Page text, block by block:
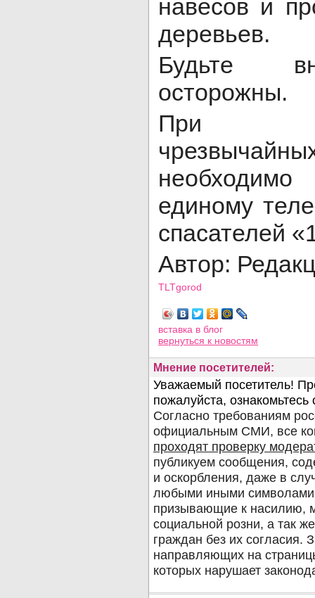
навесов и
деревьев.
Будьте
осторожны.
При
единому
спасателей
Автор:
TLTgorod
вставка в блог
вернуться к новостям
Мнение посетителей: